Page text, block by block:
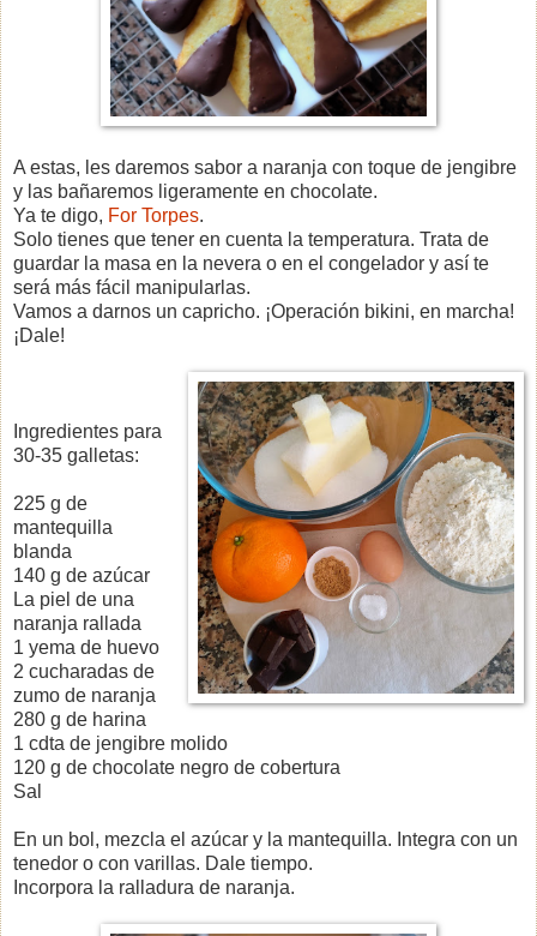
A estas, les daremos sabor a naranja con toque de jengibre
y las bañaremos ligeramente en chocolate.
Ya te digo, For Torpes.
Solo tienes que tener en cuenta la temperatura. Trata de
guardar la masa en la nevera o en el congelador y así te
será más fácil manipularlas.
Vamos a darnos un capricho. ¡Operación bikini, en marcha!
¡Dale!
Ingredientes para
30-35 galletas:
225 g de
mantequilla
blanda
140 g de azúcar
La piel de una
naranja rallada
1 yema de huevo
2 cucharadas de
zumo de naranja
280 g de harina
1 cdta de jengibre molido
120 g de chocolate negro de cobertura
Sal
En un bol, mezcla el azúcar y la mantequilla. Integra con un
tenedor o con varillas. Dale tiempo.
Incorpora la ralladura de naranja.